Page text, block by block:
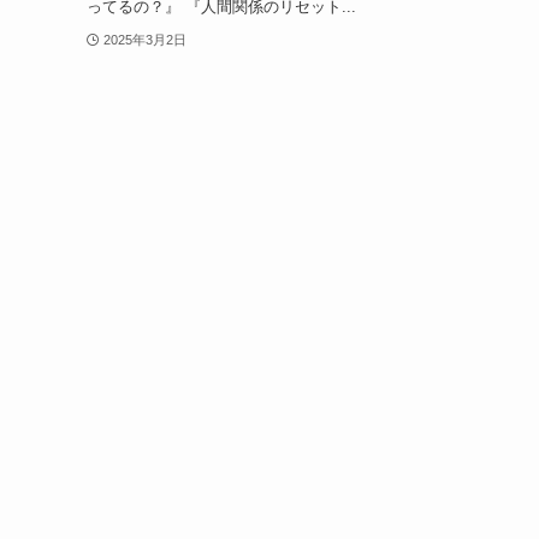
ってるの？』 『人間関係のリセット...
2025年3月2日